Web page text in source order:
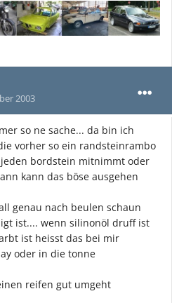
2003
so ne sache... da bin ich
vorher so ein randsteinrambo
bordstein mitnimmt oder
kann das böse ausgehen
genau nach beulen schaun
ist.... wenn silinonöl druff ist
ist heisst das bei mir
oder in die tonne
reifen gut umgeht